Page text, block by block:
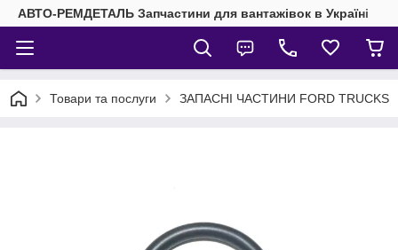
АВТО-РЕМДЕТАЛЬ Запчастини для вантажівок в Україні
Товари та послуги ЗАПАСНІ ЧАСТИНИ FORD TRUCKS